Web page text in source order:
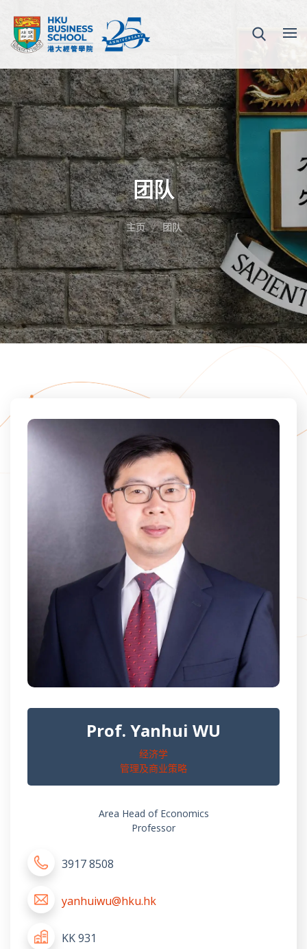
团队
主页 团队
Prof. Yanhui WU
经济学
管理及商业策略
Area Head of Economics
Professor
3917 8508
yanhuiwu@hku.hk
KK 931